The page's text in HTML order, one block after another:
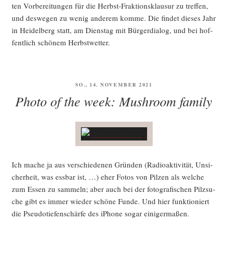
ten Vor­be­rei­tun­gen für die Herbst-Frak­ti­ons­klau­sur zu tref­fen,
und des­we­gen zu wenig ande­rem kom­me. Die fin­det die­ses Jahr
in Hei­del­berg statt, am Diens­tag mit Bür­ger­dia­log, und bei hof­
fent­lich schö­nem Herbstwetter.
VERÖFFENTLICHT
SO., 14. NOVEMBER 2021
Photo of the week: Mushroom family
Ich mache ja aus ver­schie­de­nen Grün­den (Radio­ak­ti­vi­tät, Unsi­
cher­heit, was ess­bar ist, …) eher Fotos von Pil­zen als wel­che
zum Essen zu sam­meln; aber auch bei der foto­gra­fi­schen Pilz­su­
che gibt es immer wie­der schö­ne Fun­de. Und hier funk­tio­niert
die Pseu­do­tie­fen­schär­fe des iPho­ne sogar einigermaßen.